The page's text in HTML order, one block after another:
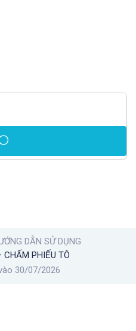
DẪN SỬ DỤNG
CHẤM PHIẾU TÔ
30/07/2026